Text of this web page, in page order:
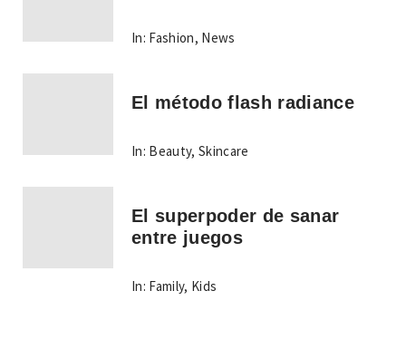
In: Fashion, News
El método flash radiance
In: Beauty,Skincare
El superpoder de sanar
entre juegos
In: Family, Kids